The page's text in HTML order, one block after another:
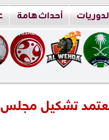
أحداث هامة
تعتمد تشكيل